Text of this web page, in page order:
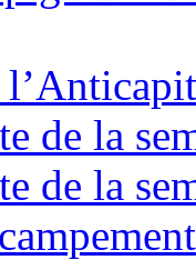
de la
de la